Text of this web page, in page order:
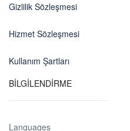
Gizlilik Sözleşmesi
Hizmet Sözleşmesi
Kullanım Şartları
BİLGİLENDİRME
Languages